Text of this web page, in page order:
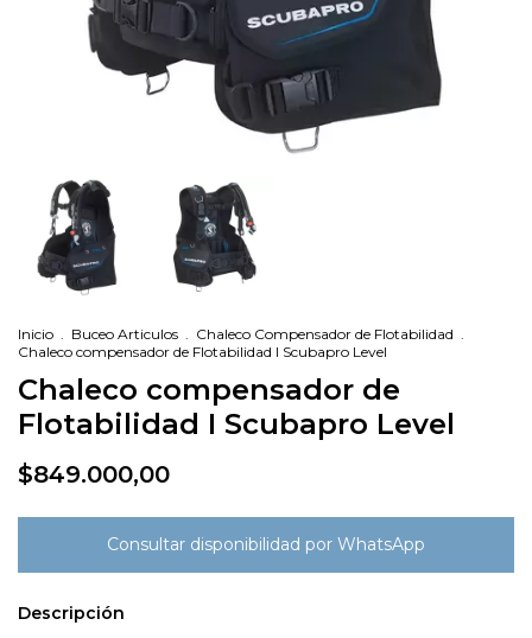
Inicio . Buceo Articulos . Chaleco Compensador de Flotabilidad .
Chaleco compensador de Flotabilidad I Scubapro Level
Chaleco compensador de
Flotabilidad I Scubapro Level
$849.000,00
Descripción